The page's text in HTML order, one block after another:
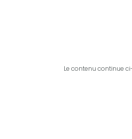
Le contenu continue